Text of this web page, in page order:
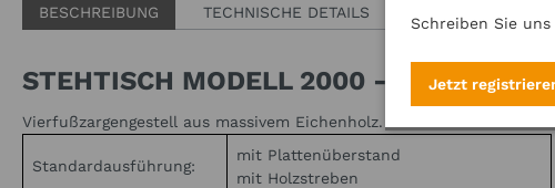
BESCHREIBUNG TECHNISCHE DETAILS
STEHTISCH MODELL 2000 - EICHE
Vierfußzargengestell aus massivem Eichenholz.
Standardausführung:
mit Plattenüberstand
mit Holzstreben
Schreiben Sie uns
Jetzt